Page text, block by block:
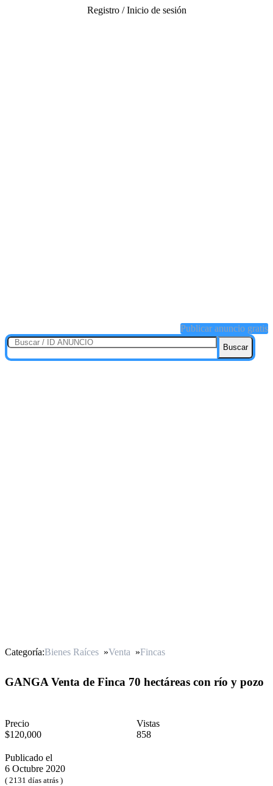
Registro / Inicio de sesión
Publicar anuncio gratis
Buscar
Categoría:Bienes Raíces »Venta »Fincas
GANGA Venta de Finca 70 hectáreas con río y pozo
Precio
$120,000
Vistas
858
Publicado el
6 Octubre 2020
( 2131 días atrás )